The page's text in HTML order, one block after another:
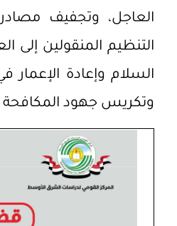
العاجل، وتجفيف
التنظيم المنقولين إلى
السلام وإعادة الإعمار
وتكريس جهود المكافحة